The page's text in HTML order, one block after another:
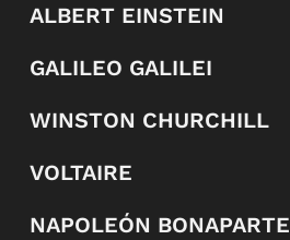
ALBERT EINSTEIN
GALILEO GALILEI
WINSTON CHURCHILL
VOLTAIRE
NAPOLEÓN BONAPARTE